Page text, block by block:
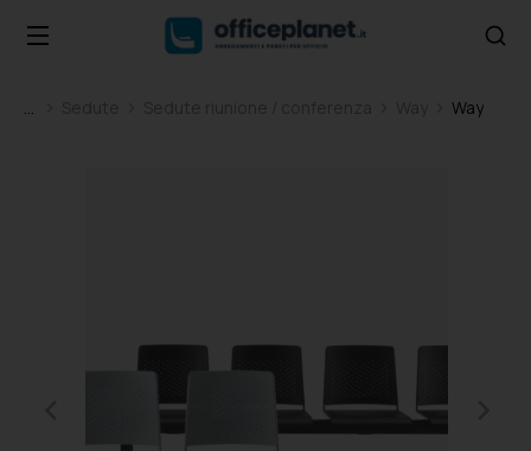
Tu sei qui: Way